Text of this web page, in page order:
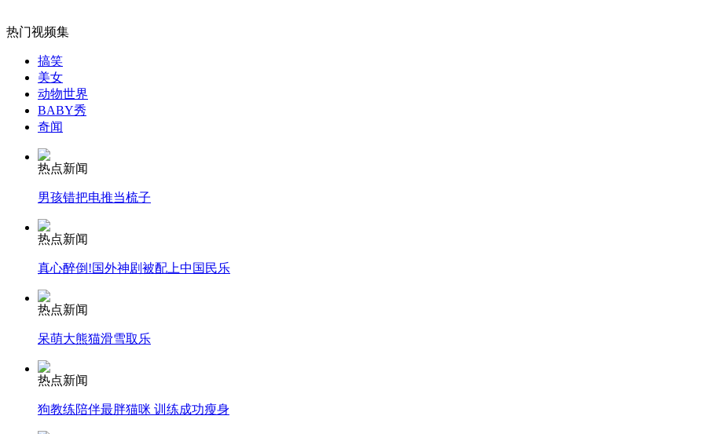
女孩北京地铁殴打老人 痛下狠手拳打脚踢
无痛分娩是否安全 医生回应
外交部：反对强权政治霸凌主义
外交部：有关国家言论片面不公正
安徽一实载49人客车翻车
走！跟着总书记去植树
消防员救轻生者 花炮节热闹非凡 减压"枕头大战"
热门视频集
搞笑
美女
动物世界
BABY秀
奇闻
热点新闻
男孩错把电推当梳子
热点新闻
真心醉倒!国外神剧被配上中国民乐
热点新闻
呆萌大熊猫滑雪取乐
热点新闻
狗教练陪伴最胖猫咪 训练成功瘦身